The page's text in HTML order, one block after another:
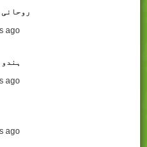
157 -
ago
155 -
ago
ago